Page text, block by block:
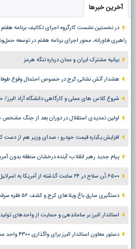
آخرین خبرها
در نخستین نشست کارگروه اجرای تکالیف برنامه
راهبری فناورانه، محور اجرای برنامه هفتم در توسعه
بیانیه مشترک ایران و عمان درباره تنگه هرمز
هشدار آتش نشانی کرج در خصوص احتمال وقوع
شروع کلاس های عملی و کارگاهی دانشگاه آزاد
اولین تمدیدی استقلال در دوران بعد از جنگ
افزایش یکباره قیمت خودرو ؛ صدای وزیر هم از دست
پیام جدید رهبر انقلاب؛ آینده درخشان منطقه بدون
۶۵۰۰ تُن سلاح در ۲۴ ساعت گذشته از آمریکا به اسرائیل ارسال شد
دستگیری سارق باغ ویلاهای کرج و کشف ۵۶ فقره سرقت
استاندار البرز بر ساماندهی و حمایت از واحدهای
دستور معاون استاندار البرز برای واگذاری ۴۳۰۰ واحد مسکونی در اشتهارد